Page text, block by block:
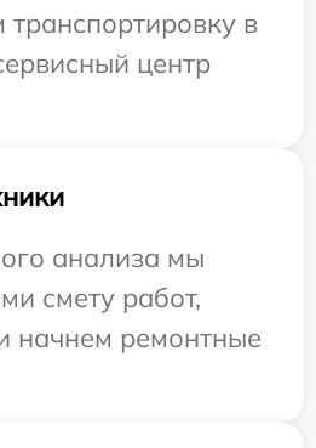
в
центр
анализа мы
смету работ,
начнем ремонтные